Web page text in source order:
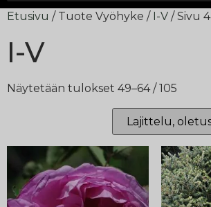
Etusivu / Tuote Vyöhyke / I-V / Sivu 4
I-V
Näytetään tulokset 49–64 / 105